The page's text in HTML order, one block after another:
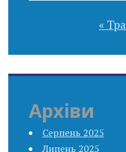
« Тра
Архіви
Серпень 2025
Липень 2025